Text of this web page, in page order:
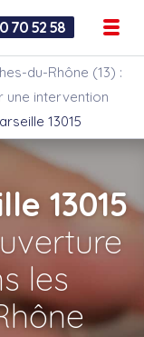
70 52 58
du-Rhône (13) :
une intervention
13015
13015
les